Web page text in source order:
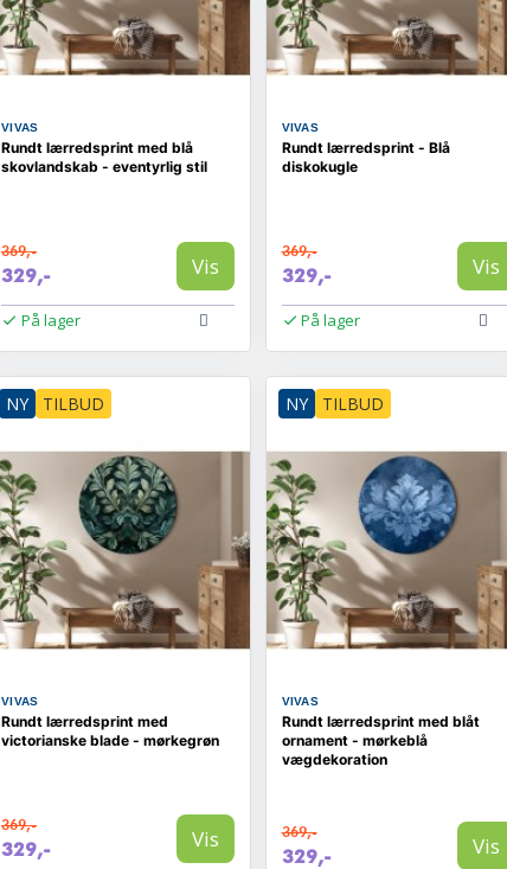
VIVAS
Rundt lærredsprint med blå
skovlandskab - eventyrlig stil
369,-
329,- Vis
På lager
VIVAS
Rundt lærredsprint - Blå
diskokugle
369,-
329,- Vis
På lager
NY TILBUD
VIVAS
Rundt lærredsprint med
victorianske blade - mørkegrøn
369,-
329,- Vis
NY TILBUD
VIVAS
Rundt lærredsprint med blåt
ornament - mørkeblå
vægdekoration
369,-
329,- Vis